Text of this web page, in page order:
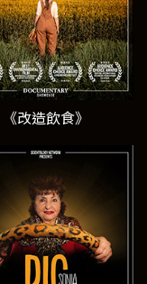
《改造飲食》